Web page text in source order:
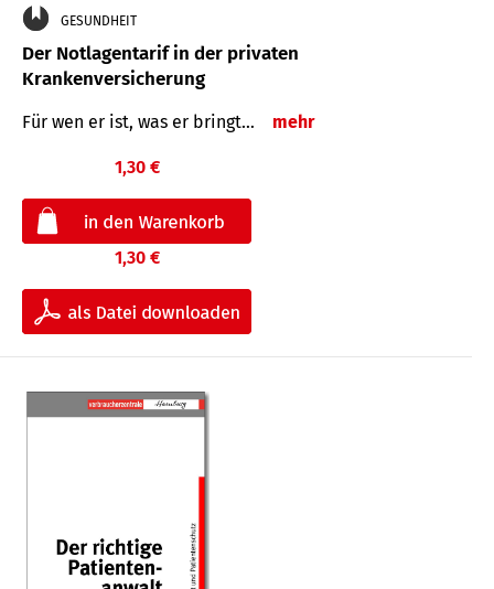
GESUNDHEIT
Der Notlagentarif in der privaten
Krankenversicherung
Für wen er ist, was er bringt… mehr
1,30 €
1,30 €